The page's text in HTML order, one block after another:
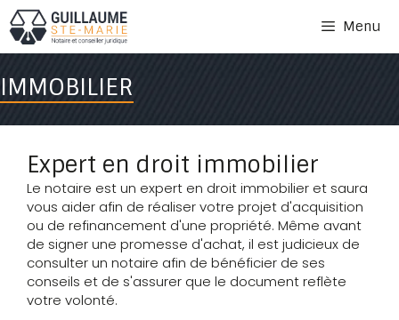
Aller
au
contenu
Menu
IMMOBILIER
Expert en droit immobilier
Le notaire est un expert en droit immobilier et saura
vous aider afin de réaliser votre projet d'acquisition
ou de refinancement d'une propriété. Même avant
de signer une promesse d'achat, il est judicieux de
consulter un notaire afin de bénéficier de ses
conseils et de s'assurer que le document reflète
votre volonté.